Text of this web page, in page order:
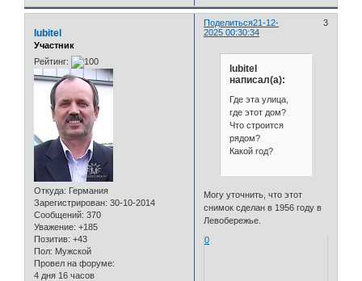
Поделиться 3
21-12-
2025 00:30:34
lubitel
Участник
Рейтинг:
Откуда: Германия
Зарегистрирован: 30-10-2014
Сообщений: 370
Уважение: +185
Позитив: +43
Пол: Мужской
Провел на форуме:
4 дня 16 часов
lubitel
написал(а):
Где эта улица,
где этот дом?
Что строится
рядом?
Какой год?
Могу уточнить, что этот
снимок сделан в 1956 году в
Левобережье.
0